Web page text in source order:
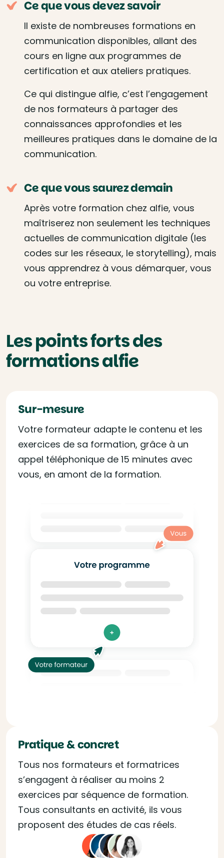
Ce que vous devez savoir
Il existe de nombreuses formations en
communication disponibles, allant des
cours en ligne aux programmes de
certification et aux ateliers pratiques.
Ce qui distingue alfie, c’est l’engagement
de nos formateurs à partager des
connaissances approfondies et les
meilleures pratiques dans le domaine de la
communication.
Ce que vous saurez demain
Après votre formation chez alfie, vous
maîtriserez non seulement les techniques
actuelles de communication digitale (les
codes sur les réseaux, le storytelling), mais
vous apprendrez à vous démarquer, vous
ou votre entreprise.
Les points forts des
formations alfie
Sur-mesure
Votre formateur adapte le contenu et les
exercices de sa formation, grâce à un
appel téléphonique de 15 minutes avec
vous, en amont de la formation.
Pratique & concret
Tous nos formateurs et formatrices
s’engagent à réaliser au moins 2
exercices par séquence de formation.
Tous consultants en activité, ils vous
proposent des études de cas réels.